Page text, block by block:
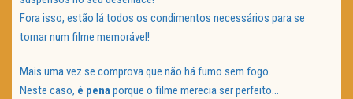
Fora isso, estão lá todos os condimentos necessários para se
tornar num filme memorável!
Mais uma vez se comprova que não há fumo sem fogo.
Neste caso, é penaporque o filme merecia ser perfeito…